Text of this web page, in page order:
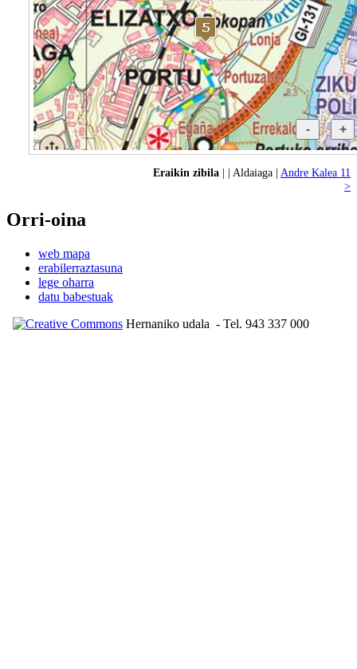
Eraikin zibila | | Aldaiaga | Andre Kalea 11
>
Orri-oina
web mapa
erabilerraztasuna
lege oharra
datu babestuak
Hernaniko udala - Tel. 943 337 000